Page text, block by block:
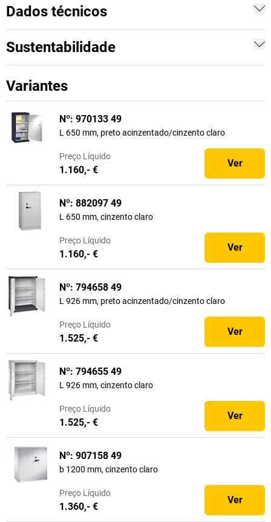
Dados técnicos
Sustentabilidade
Variantes
Nº: 970133 49
L 650 mm, preto acinzentado/cinzento claro
Preço Líquido
1.160,- €
Ver
Nº: 882097 49
L 650 mm, cinzento claro
Preço Líquido
1.160,- €
Ver
Nº: 794658 49
L 926 mm, preto acinzentado/cinzento claro
Preço Líquido
1.525,- €
Ver
Nº: 794655 49
L 926 mm, cinzento claro
Preço Líquido
1.525,- €
Ver
Nº: 907158 49
b 1200 mm, cinzento claro
Preço Líquido
1.360,- €
Ver